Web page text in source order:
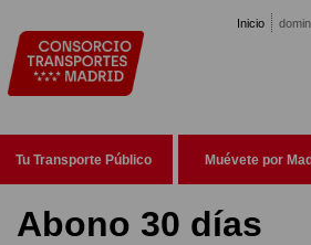
Inicio
Tu Transporte Público Muévete por
Abono 30 días